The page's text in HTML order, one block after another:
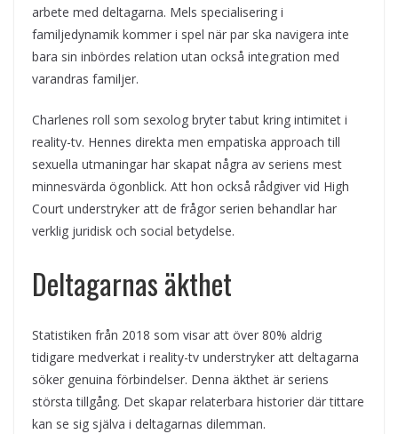
arbete med deltagarna. Mels specialisering i
familjedynamik kommer i spel när par ska navigera inte
bara sin inbördes relation utan också integration med
varandras familjer.
Charlenes roll som sexolog bryter tabut kring intimitet i
reality-tv. Hennes direkta men empatiska approach till
sexuella utmaningar har skapat några av seriens mest
minnesvärda ögonblick. Att hon också rådgiver vid High
Court understryker att de frågor serien behandlar har
verklig juridisk och social betydelse.
Deltagarnas äkthet
Statistiken från 2018 som visar att över 80% aldrig
tidigare medverkat i reality-tv understryker att deltagarna
söker genuina förbindelser. Denna äkthet är seriens
största tillgång. Det skapar relaterbara historier där tittare
kan se sig själva i deltagarnas dilemman.